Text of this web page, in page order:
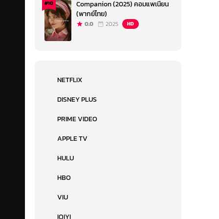
#10
Companion (2025) คอมแพเนียน
(พากย์ไทย)
0.0 2025 HD
NETFLIX
DISNEY PLUS
PRIME VIDEO
APPLE TV
HULU
HBO
VIU
IQIYI